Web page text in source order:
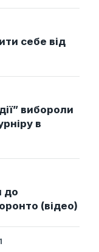
себе від
вибороли
в
до
(відео)